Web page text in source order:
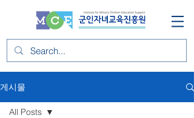
게시물
All Posts